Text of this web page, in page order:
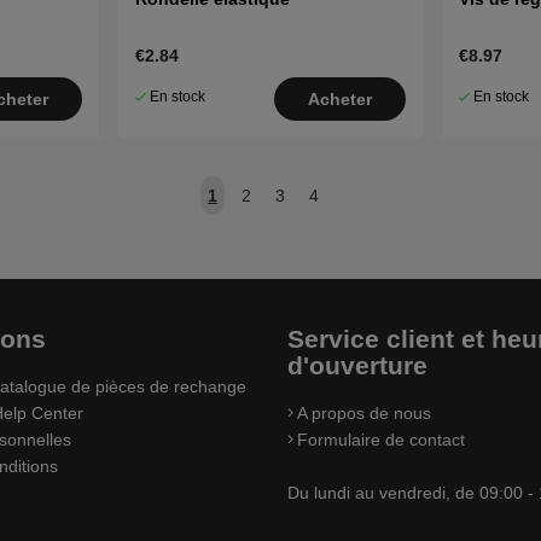
€2.84
En stock Acheter
€8.97
En stock
1 2 3 4
de pièces de rechange
Center
Service client et
d'ouverture
A propos de nous
Formulaire de contact
Du lundi au vendredi, de 09:00 -